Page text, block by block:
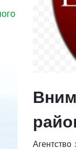
Агентство